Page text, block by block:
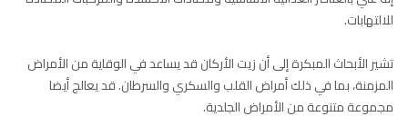
للالتهابات.
تشير الأبحاث المبكرة إلى أن زيت الأركان قد يساعد في الوقاية من الأمراض
المزمنة، بما في ذلك أمراض القلب والسكري والسرطان. قد يعالج أيضا
مجموعة متنوعة من الأمراض الجلدية.